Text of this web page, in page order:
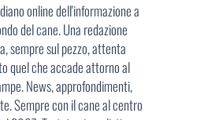
online dell'informazione a
del cane. Una redazione
sempre sul pezzo, attenta
quel che accade attorno al
News, approfondimenti,
Sempre con il cane al centro